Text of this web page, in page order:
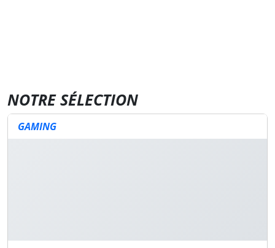
NOTRE SÉLECTION
GAMING